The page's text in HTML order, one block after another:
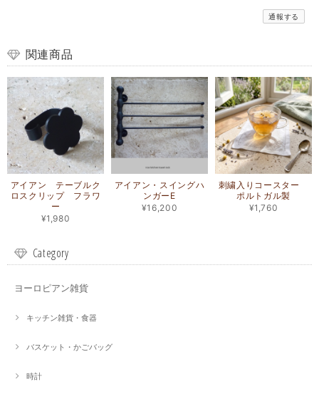
通報する
関連商品
アイアン テーブルク
ロスクリップ フラワ
ー
¥1,980
アイアン・スイングハ
ンガーE
¥16,200
刺繍入りコースター
ポルトガル製
¥1,760
Category
ヨーロピアン雑貨
キッチン雑貨・食器
バスケット・かごバッグ
時計